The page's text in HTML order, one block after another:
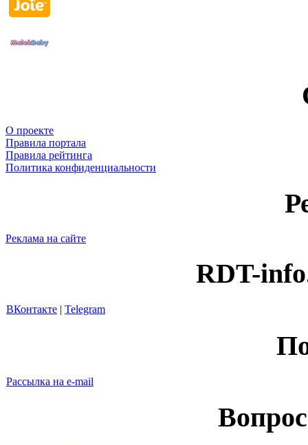
О проекте
Правила портала
Правила рейтинга
Политика конфиденциальности
Реклама на сайте
RDT-
ВКонтакте | Telegram
Рассылка на e-mail